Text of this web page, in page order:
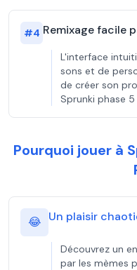
#4 Remixage facile
L'interface
sons et de
de créer son
Sprunki phase
Pourquoi jouer à
😂 Un plaisir
Découvrez un
par les mèmes